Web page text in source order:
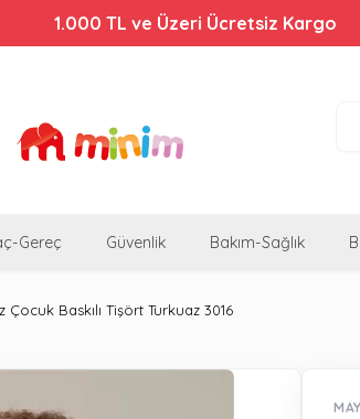
1.000 TL ve Üzeri Ücretsiz Kargo
Gereç Güvenlik Bakım-Sağlık
Çocuk Baskılı Tişört Turkuaz 3016